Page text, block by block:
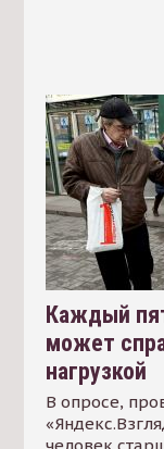
Каждый
может
нагрузкой
В опросе,